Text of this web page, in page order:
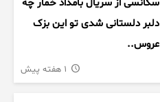
سکانسی از سریال بامداد خمار چه
دلبر دلستانی شدی تو این بزک
عروس..